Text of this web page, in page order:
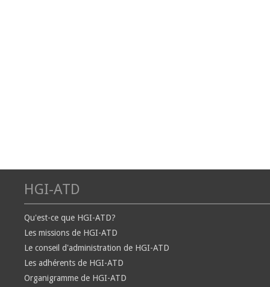
HGI-ATD
Qu'est-ce que HGI-ATD?
Les missions de HGI-ATD
Le conseil d'administration de HGI-ATD
Les adhérents de HGI-ATD
Organigramme de HGI-ATD